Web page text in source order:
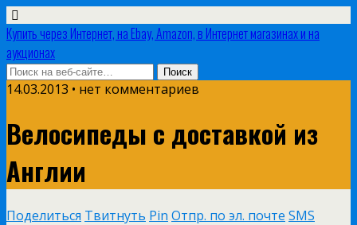
Купить через Интернет, на Ebay, Amazon, в Интернет магазинах и на
аукционах
14.03.2013 • нет комментариев
Велосипеды с доставкой из
Англии
Поделиться Твитнуть Pin Отпр. по эл. почте SMS